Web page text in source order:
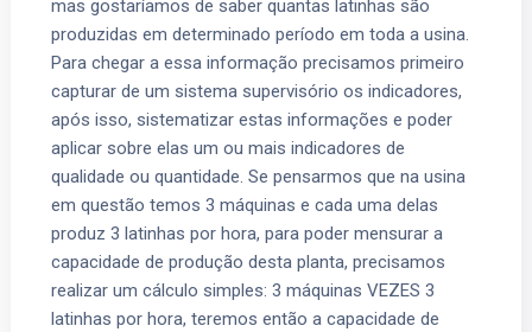
mas gostaríamos de saber quantas latinhas são
produzidas em determinado período em toda a usina.
Para chegar a essa informação precisamos primeiro
capturar de um sistema supervisório os indicadores,
após isso, sistematizar estas informações e poder
aplicar sobre elas um ou mais indicadores de
qualidade ou quantidade. Se pensarmos que na usina
em questão temos 3 máquinas e cada uma delas
produz 3 latinhas por hora, para poder mensurar a
capacidade de produção desta planta, precisamos
realizar um cálculo simples: 3 máquinas VEZES 3
latinhas por hora, teremos então a capacidade de